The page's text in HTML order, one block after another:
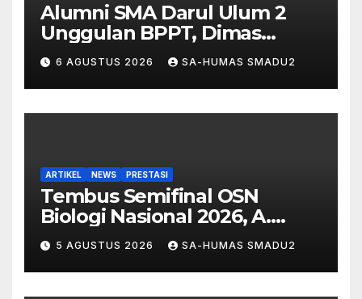
Alumni SMA Darul Ulum 2
Unggulan BPPT, Dimas
Arifianto Bimo, Lulus Seleksi
Nasional Akademi Militer TNI
Angkatan Udara 2026
6 AGUSTUS 2026 SA-HUMAS SMADU2
ARTIKEL NEWS PRESTASI
Tembus Semifinal OSN
Biologi Nasional 2026, A.
Rehan Syarif Al Fayyad
Harumkan SMA Darul Ulum 2
Unggulan BPPT
5 AGUSTUS 2026 SA-HUMAS SMADU2